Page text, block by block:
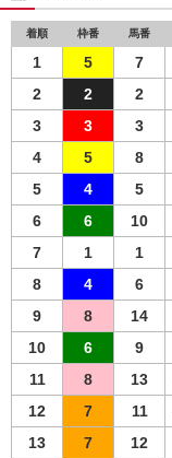
着順 枠番 馬番
1 5 7
2
2 2
3
3 3
4
5 8
5
4 5
6
6 10
7
1 1
8
4 6
9
8 14
10
6 9
11
8 13
12
7 11
13
7 12